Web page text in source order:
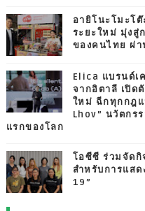
อายิโนะโมะโ
ระยะใหม่ มุ่งสู่
ของคนไทย ผ่า
Elica แบรนด์เ
จากอิตาลี เปิด
ใหม่ ฉีกทุกกฎแ
Lhov” นวัตกร
แรกของโลก
โอซีซี ร่วมจัดกิ
สำหรับการแสด
19”